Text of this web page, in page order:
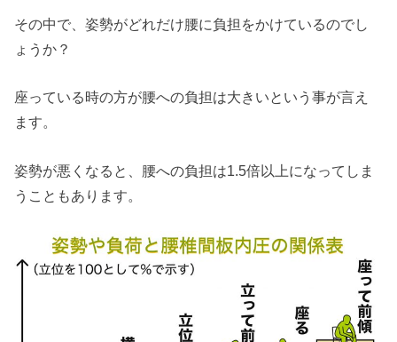
その中で、姿勢がどれだけ腰に負担をかけているのでし
ょうか？
座っている時の方が腰への負担は大きいという事が言え
ます。
姿勢が悪くなると、腰への負担は1.5倍以上になってしま
うこともあります。